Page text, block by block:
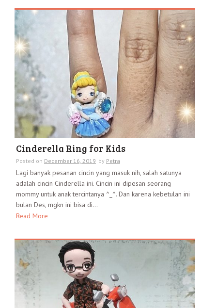
Cinderella Ring for Kids
Posted on December 16, 2019 by Petra
Lagi banyak pesanan cincin yang masuk nih, salah satunya
adalah cincin Cinderella ini. Cincin ini dipesan seorang
mommy untuk anak tercintanya ^_^. Dan karena kebetulan ini
bulan Des, mgkn ini bisa di...
Read More